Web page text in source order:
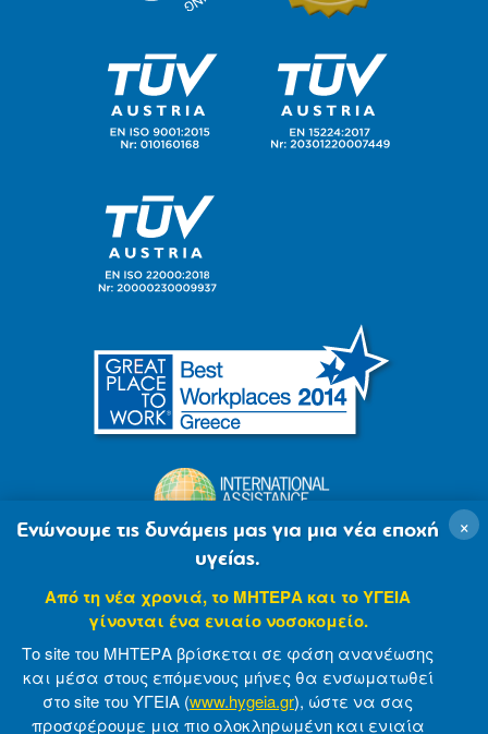
© 2007-2021 MITERA S.A Privacy Policy
×
Ενώνουμε τις δυνάμεις μας για μια νέα εποχή
υγείας.
Από τη νέα χρονιά, το ΜΗΤΕΡΑ και το ΥΓΕΙΑ
γίνονται ένα ενιαίο νοσοκομείο.
Το site του ΜΗΤΕΡΑ βρίσκεται σε φάση ανανέωσης
και μέσα στους επόμενους μήνες θα ενσωματωθεί
στο site του ΥΓΕΙΑ (www.hygeia.gr), ώστε να σας
προσφέρουμε μια πιο ολοκληρωμένη και ενιαία